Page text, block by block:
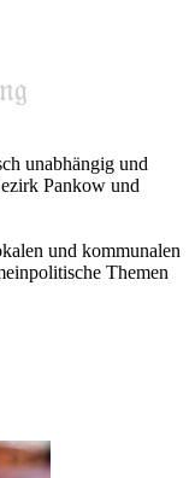
unabhängig und
Pankow und
und kommunalen
Themen